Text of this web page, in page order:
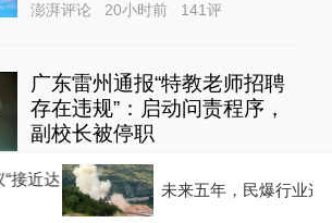
澎湃评论 20小时前 141评
广东雷州通报“特教老师招聘
存在违规”：启动问责程序，
副校长被停职
教育家 21小时前
年，民爆行业这样安全发展